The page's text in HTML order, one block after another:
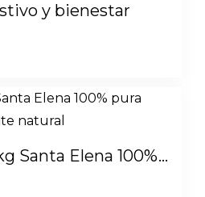
y bienestar
Santa Elena 100%...